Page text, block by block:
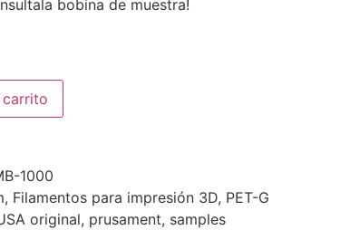
bobina de muestra!
1000
, Filamentos para impresión 3D, PET-G
original, prusament, samples